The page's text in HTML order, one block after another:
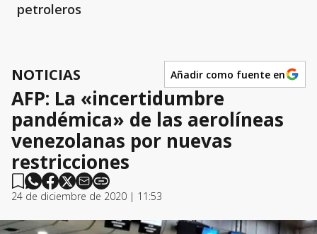
petroleros
NOTICIAS Añadir como fuente en
AFP: La «incertidumbre
pandémica» de las aerolíneas
venezolanas por nuevas
restricciones
24 de diciembre de 2020 | 11:53